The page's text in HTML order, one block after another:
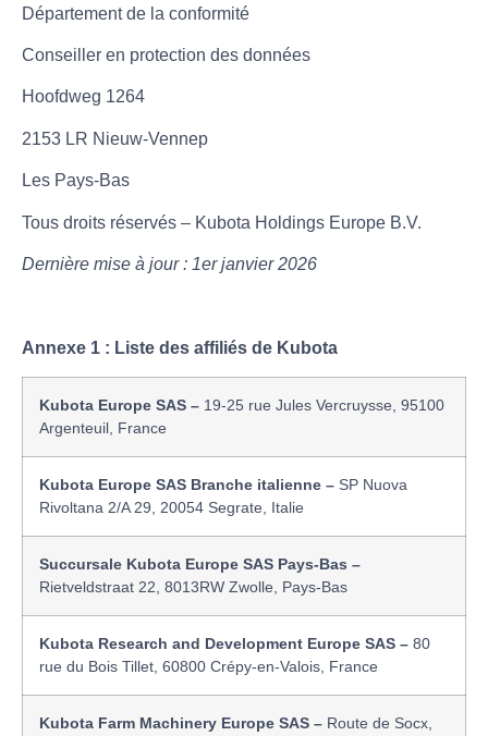
Département de la conformité
Conseiller en protection des données
Hoofdweg 1264
2153 LR Nieuw-Vennep
Les Pays-Bas
Tous droits réservés – Kubota Holdings Europe B.V.
Dernière mise à jour : 1er janvier 2026
Annexe 1 : Liste des affiliés de Kubota
Kubota Europe SAS – 19-25 rue Jules Vercruysse, 95100
Argenteuil, France
Kubota Europe SAS Branche italienne – SP Nuova
Rivoltana 2/A 29, 20054 Segrate, Italie
Succursale Kubota Europe SAS Pays-Bas –
Rietveldstraat 22, 8013RW Zwolle, Pays-Bas
Kubota Research and Development Europe SAS – 80
rue du Bois Tillet, 60800 Crépy-en-Valois, France
Kubota Farm Machinery Europe SAS – Route de Socx,